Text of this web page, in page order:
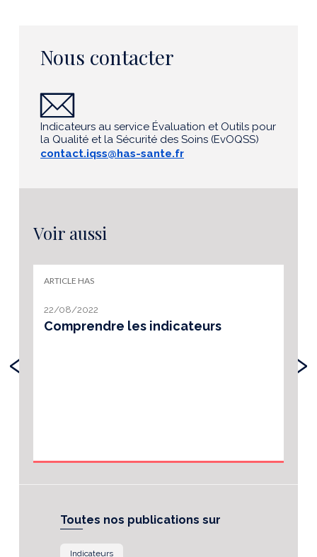
Nous contacter
Indicateurs au service Évaluation et Outils pour
la Qualité et la Sécurité des Soins (EvOQSS)
contact.iqss@has-sante.fr
Voir aussi
ARTICLE HAS
22/08/2022
Comprendre les indicateurs
‹ ›
Toutes nos publications sur
Indicateurs